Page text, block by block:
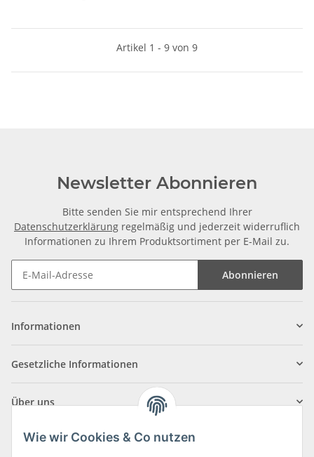
Artikel 1 - 9 von 9
Newsletter Abonnieren
Bitte senden Sie mir entsprechend Ihrer
Datenschutzerklärung regelmäßig und jederzeit widerruflich
Informationen zu Ihrem Produktsortiment per E-Mail zu.
Abonnieren
Informationen
Gesetzliche Informationen
Über uns
Wie wir Cookies & Co nutzen